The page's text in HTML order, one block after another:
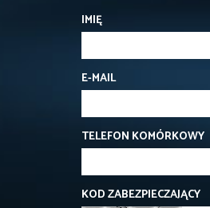
IMIĘ
E-MAIL
TELEFON KOMÓRKOWY
KOD ZABEZPIECZAJĄCY